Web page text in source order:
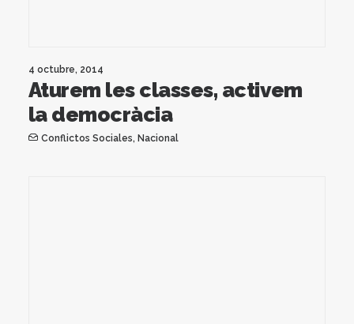
4 octubre, 2014
Aturem les classes, activem
la democràcia
Conflictos Sociales, Nacional